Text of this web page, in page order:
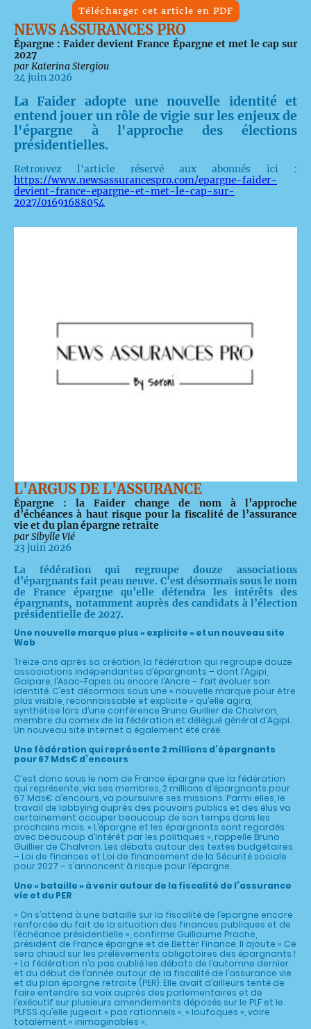
Télécharger cet article en PDF
NEWS ASSURANCES PRO
Épargne : Faider devient France Épargne et met le cap sur
2027
par Katerina Stergiou
24 juin 2026
La Faider adopte une nouvelle identité et
entend jouer un rôle de vigie sur les enjeux de
l'épargne à l'approche des élections
présidentielles.
Retrouvez l'article réservé aux abonnés ici :
https://www.newsassurancespro.com/epargne-faider-
devient-france-epargne-et-met-le-cap-sur-
2027/01691688054
L'ARGUS DE L'ASSURANCE
Épargne : la Faider change de nom à l’approche
d’échéances à haut risque pour la fiscalité de l’assurance
vie et du plan épargne retraite
par Sibylle Vié
23 juin 2026
La fédération qui regroupe douze associations
d’épargnants fait peau neuve. C’est désormais sous le nom
de France épargne qu’elle défendra les intérêts des
épargnants, notamment auprès des candidats à l’élection
présidentielle de 2027.
Une nouvelle marque plus « explicite » et un nouveau site
Web
Treize ans après sa création, la fédération qui regroupe douze
associations indépendantes d’épargnants – dont l’Agipi,
Gaipare, l’Asac-Fapes ou encore l’Ancre – fait évoluer son
identité. C’est désormais sous une « nouvelle marque pour être
plus visible, reconnaissable et explicite » qu’elle agira,
synthétise lors d’une conférence Bruno Guillier de Chalvron,
membre du comex de la fédération et délégué général d’Agipi.
Un nouveau site internet a également été créé.
Une fédération qui représente 2 millions d’épargnants
pour 67 Mds€ d’encours
C’est donc sous le nom de France épargne que la fédération
qui représente, via ses membres, 2 millions d’épargnants pour
67 Mds€ d’encours, va poursuivre ses missions. Parmi elles, le
travail de lobbying auprès des pouvoirs publics et des élus va
certainement occuper beaucoup de son temps dans les
prochains mois. « L’épargne et les épargnants sont regardés
avec beaucoup d’intérêt par les politiques », rappelle Bruno
Guillier de Chalvron. Les débats autour des textes budgétaires
– Loi de finances et Loi de financement de la Sécurité sociale
pour 2027 – s’annoncent à risque pour l’épargne.
Une « bataille » à venir autour de la fiscalité de l’assurance
vie et du PER
« On s’attend à une bataille sur la fiscalité de l’épargne encore
renforcée du fait de la situation des finances publiques et de
l’échéance présidentielle », confirme Guillaume Prache,
président de France épargne et de Better Finance. Il ajoute « Ce
sera chaud sur les prélèvements obligatoires des épargnants !
» La fédération n’a pas oublié les débats de l’automne dernier
et du début de l’année autour de la fiscalité de l’assurance vie
et du plan épargne retraite (PER). Elle avait d’ailleurs tenté de
faire entendre sa voix auprès des parlementaires et de
l’exécutif sur plusieurs amendements déposés sur le PLF et le
PLFSS qu’elle jugeait « pas rationnels », « loufoques », voire
totalement « inimaginables ».